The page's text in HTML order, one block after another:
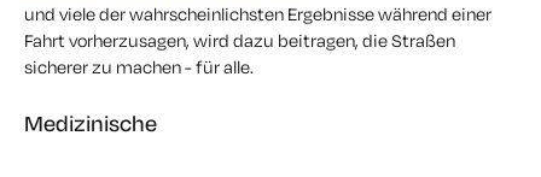
und viele der wahrscheinlichsten Ergebnisse während einer
Fahrt vorherzusagen, wird dazu beitragen, die Straßen
sicherer zu machen - für alle.
Medizinische